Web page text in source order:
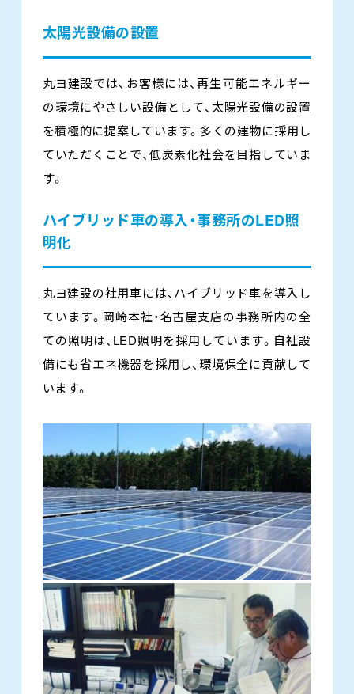
太陽光設備の設置
丸ヨ建設では、お客様には、再生可能エネルギー
の環境にやさしい設備として、太陽光設備の設置
を積極的に提案しています。多くの建物に採用し
ていただくことで、低炭素化社会を目指していま
す。
ハイブリッド車の導入・事務所のLED照
明化
丸ヨ建設の社用車には、ハイブリッド車を導入し
ています。岡崎本社・名古屋支店の事務所内の全
ての照明は、LED照明を採用しています。自社設
備にも省エネ機器を採用し、環境保全に貢献して
います。